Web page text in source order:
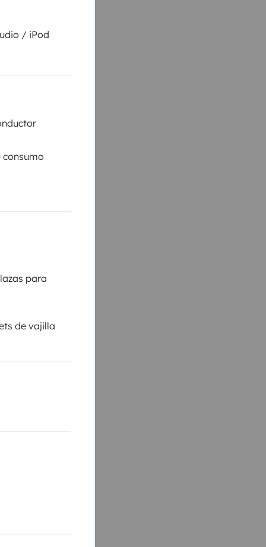
/ iPod
consumo
para
de vajilla